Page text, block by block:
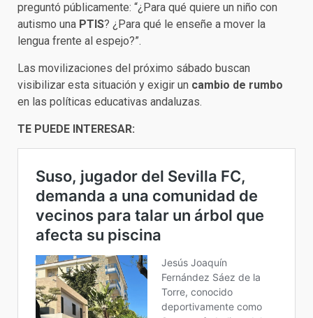
preguntó públicamente: “¿Para qué quiere un niño con
autismo una PTIS? ¿Para qué le enseñe a mover la
lengua frente al espejo?”.
Las movilizaciones del próximo sábado buscan
visibilizar esta situación y exigir un cambio de rumbo
en las políticas educativas andaluzas.
TE PUEDE INTERESAR: